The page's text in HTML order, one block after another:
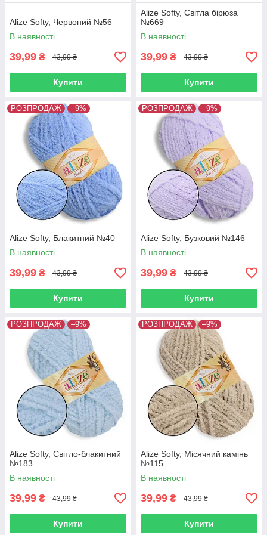
Alize Softy, Червоний №56
В наявності
39,99 ₴ 43,99 ₴
Купити
Alize Softy, Світла бірюза
№669
В наявності
39,99 ₴ 43,99 ₴
Купити
РОЗПРОДАЖ –9%
Alize Softy, Блакитний №40
В наявності
39,99 ₴ 43,99 ₴
Купити
РОЗПРОДАЖ –9%
Alize Softy, Бузковий №146
В наявності
39,99 ₴ 43,99 ₴
Купити
РОЗПРОДАЖ –9%
Alize Softy, Світло-блакитний
№183
В наявності
39,99 ₴ 43,99 ₴
Купити
РОЗПРОДАЖ –9%
Alize Softy, Місячний камінь
№115
В наявності
39,99 ₴ 43,99 ₴
Купити